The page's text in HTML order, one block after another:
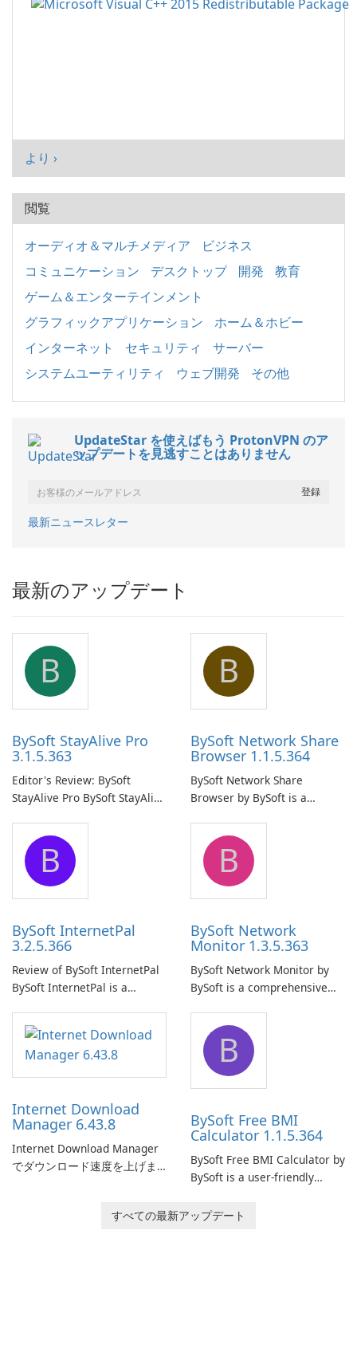
より ›
閲覧
オーディオ＆マルチメディア
ビジネス
コミュニケーション
デスクトップ 開発
教育
ゲーム＆エンターテインメント
グラフィックアプリケーション
ホーム＆ホビー
インターネット
セキュリティ
サーバー
システムユーティリティ
ウェブ開発 その他
UpdateStar を使えばもう ProtonVPN のア
ップデートを見逃すことはありません
最新ニュースレター
最新のアップデート
B
BySoft StayAlive Pro
3.1.5.363
Editor's Review: BySoft
StayAlive Pro BySoft StayAlive
application designed to
ensure the continuous and
uninterrupted operation of
your computer system.
B
BySoft Network Share
Browser 1.1.5.364
BySoft Network Share
Browser by BySoft is a
application that allows users
to easily browse and manage
shared folders on their
network.
B
BySoft InternetPal
3.2.5.366
Review of BySoft InternetPal
BySoft InternetPal is a
application designed to
monitor your internet
connection and provide real-
time insights into its
B
BySoft Network
Monitor 1.3.5.363
BySoft Network Monitor by
BySoft is a comprehensive
designed to help businesses
effectively manage their
network infrastructure.
Internet Download
Manager 6.43.8
Internet Download Manager
でダウンロード速度を上げま
B
BySoft Free BMI
Calculator 1.1.5.364
BySoft Free BMI Calculator by
BySoft is a user-friendly
designed to help you
すべての最新アップデート